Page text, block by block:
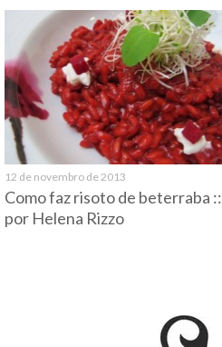
12 de novembro de 2013
Como faz risoto de beterraba ::
por Helena Rizzo